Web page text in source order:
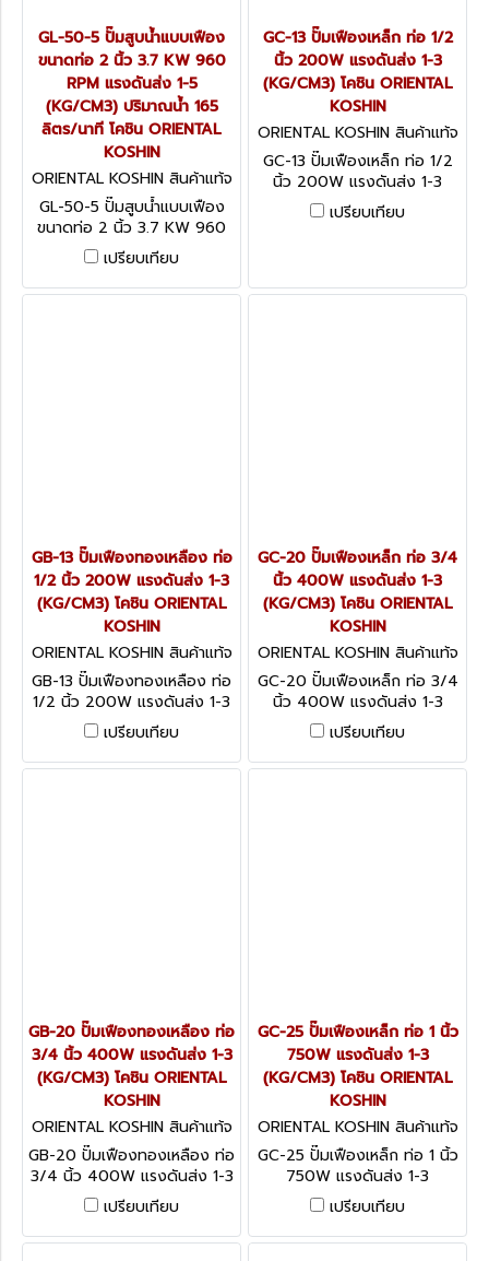
GL-50-5 ปั๊มสูบน้ำแบบเฟือง
ขนาดท่อ 2 นิ้ว 3.7 KW 960
RPM แรงดันส่ง 1-5
(KG/CM3) ปริมาณน้ำ 165
ลิตร/นาที โคชิน ORIENTAL
KOSHIN
ORIENTAL KOSHIN สินค้าแท้จ
ากโรงงานผู้ผลิต GL-50-5
GL-50-5 ปั๊มสูบน้ำแบบเฟือง
ขนาดท่อ 2 นิ้ว 3.7 KW 960
RPM แรงดันส่ง 1-5 (KG/CM3)
ปริมาณน้ำ 165 ลิตร/นาที โคชิน
ORIENTAL KOSHIN
เปรียบเทียบ
GC-13 ปั๊มเฟืองเหล็ก ท่อ 1/2
นิ้ว 200W แรงดันส่ง 1-3
(KG/CM3) โคชิน ORIENTAL
KOSHIN
ORIENTAL KOSHIN สินค้าแท้จ
ากโรงงานผู้ผลิต GC-13
GC-13 ปั๊มเฟืองเหล็ก ท่อ 1/2
นิ้ว 200W แรงดันส่ง 1-3
(KG/CM3) โคชิน ORIENTAL
KOSHIN
เปรียบเทียบ
GB-13 ปั๊มเฟืองทองเหลือง ท่อ
1/2 นิ้ว 200W แรงดันส่ง 1-3
(KG/CM3) โคชิน ORIENTAL
KOSHIN
ORIENTAL KOSHIN สินค้าแท้จ
ากโรงงานผู้ผลิต GB-13
GB-13 ปั๊มเฟืองทองเหลือง ท่อ
1/2 นิ้ว 200W แรงดันส่ง 1-3
(KG/CM3) โคชิน ORIENTAL
KOSHIN
เปรียบเทียบ
GC-20 ปั๊มเฟืองเหล็ก ท่อ 3/4
นิ้ว 400W แรงดันส่ง 1-3
(KG/CM3) โคชิน ORIENTAL
KOSHIN
ORIENTAL KOSHIN สินค้าแท้จ
ากโรงงานผู้ผลิต GC-20
GC-20 ปั๊มเฟืองเหล็ก ท่อ 3/4
นิ้ว 400W แรงดันส่ง 1-3
(KG/CM3) โคชิน ORIENTAL
KOSHIN
เปรียบเทียบ
GB-20 ปั๊มเฟืองทองเหลือง ท่อ
3/4 นิ้ว 400W แรงดันส่ง 1-3
(KG/CM3) โคชิน ORIENTAL
KOSHIN
ORIENTAL KOSHIN สินค้าแท้จ
ากโรงงานผู้ผลิต GB-20
GB-20 ปั๊มเฟืองทองเหลือง ท่อ
3/4 นิ้ว 400W แรงดันส่ง 1-3
(KG/CM3) โคชิน ORIENTAL
KOSHIN
เปรียบเทียบ
GC-25 ปั๊มเฟืองเหล็ก ท่อ 1 นิ้ว
750W แรงดันส่ง 1-3
(KG/CM3) โคชิน ORIENTAL
KOSHIN
ORIENTAL KOSHIN สินค้าแท้จ
ากโรงงานผู้ผลิต GC-25
GC-25 ปั๊มเฟืองเหล็ก ท่อ 1 นิ้ว
750W แรงดันส่ง 1-3
(KG/CM3) โคชิน ORIENTAL
KOSHIN
เปรียบเทียบ